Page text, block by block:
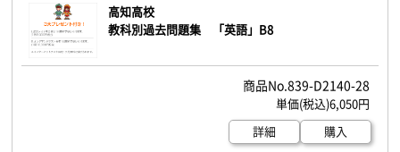
高知高校
教科別過去問題集 「英語」B8
839-D2140-28
6,050円
詳細
購入